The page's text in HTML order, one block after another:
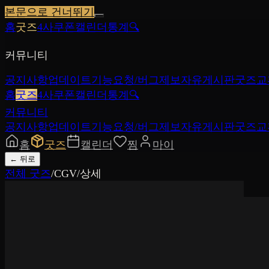
본문으로 건너뛰기
홈굿즈4사쿠폰캘린더 통계 🔍
커뮤니티
공지사항업데이트기능요청/버그제보자유게시판굿즈
홈굿즈4사쿠폰캘린더 통계 🔍
커뮤니티
공지사항업데이트기능요청/버그제보자유게시판굿즈
홈
굿즈 캘린더 찜 마이
← 뒤로
전체 굿즈/CGV/상세